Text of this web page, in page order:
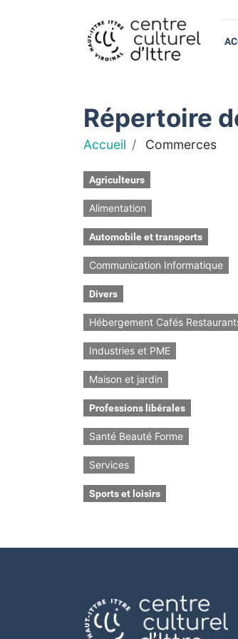
Répertoire
Accueil Commerces
Agriculteurs
Alimentation
Automobile et transports
Communication Informatique
Divers
Hébergement Cafés
Industries et PME
Maison et jardin
Professions libérales
Santé Beauté Forme
Services
Sports et loisirs